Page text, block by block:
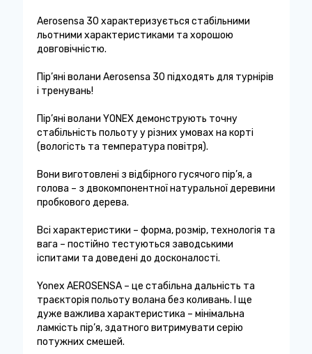
Aerosensa 30 характеризується стабільними
льотними характеристиками та хорошою
довговічністю.
Пір’яні волани Aerosensa 30 підходять для турнірів
і тренувань!
Пір’яні волани YONEX демонструють точну
стабільність польоту у різних умовах на корті
(вологість та температура повітря).
Вони виготовлені з відбірного гусячого пір’я, а
голова – з двокомпонентної натуральної деревини
пробкового дерева.
Всі характеристики – форма, розмір, технологія та
вага – постійно тестуються заводськими
іспитами та доведені до досконалості.
Yonex AEROSENSA – це стабільна дальність та
траєкторія польоту волана без коливань. І ще
дуже важлива характеристика – мінімальна
ламкість пір’я, здатного витримувати серію
потужних смешей.